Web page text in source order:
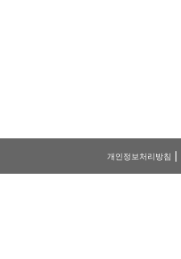
개인정보처리방침 |